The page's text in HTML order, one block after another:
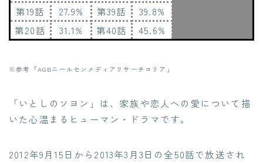
第19話
27.9% 第39話
39.8%
第20話
31.1% 第40話 45.6%
※参考「AGBニールセンメディアリサーチコリア」
「いとしのソヨン」は、家族や恋人への愛について描
いた心温まるヒューマン・ドラマです。
2012年9月15日から2013年3月3日の全50話で放送され